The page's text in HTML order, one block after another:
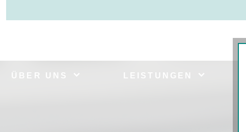
ÜBER UNS LEISTUNGEN